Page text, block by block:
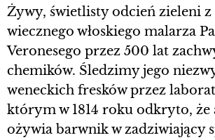
Żywy, świetlisty odcień zieleni
wiecznego włoskiego malarza
Veronesego przez 500 lat
chemików. Śledzimy jego
weneckich fresków przez
którym w 1814 roku odkryto, że
ożywia barwnik w zadziwiający